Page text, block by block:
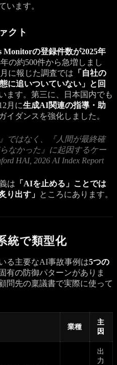
います。
クト
Monitorの登録件数が2025年
の約500件から急増しまし
に報じた調査では 「自社の
に追いついていない」と回
ます。第三に、日本国内でも
月に生成AI関連の指導・助
イダンスを強化しました。
ではなく、『人間が最終確
なかった』に起因するケー
HAI, 2026 AI Index Report
は 「AIを止める」ことでは
り出す」 ところにあります。
統で類型化
る主要なAI事故事例は5つの
有の防御パターンがありま
問先の稟議書で実際に使って
業種
主
因
出
力